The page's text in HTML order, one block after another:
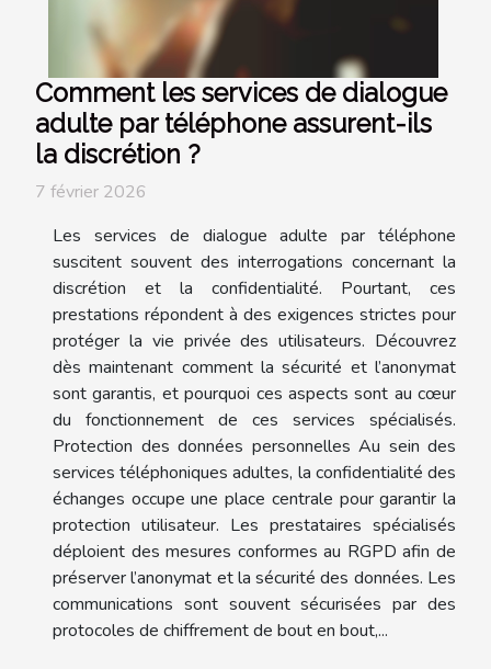
Comment les services de dialogue
adulte par téléphone assurent-ils
la discrétion ?
7 février 2026
Les services de dialogue adulte par téléphone
suscitent souvent des interrogations concernant la
discrétion et la confidentialité. Pourtant, ces
prestations répondent à des exigences strictes pour
protéger la vie privée des utilisateurs. Découvrez
dès maintenant comment la sécurité et l’anonymat
sont garantis, et pourquoi ces aspects sont au cœur
du fonctionnement de ces services spécialisés.
Protection des données personnelles Au sein des
services téléphoniques adultes, la confidentialité des
échanges occupe une place centrale pour garantir la
protection utilisateur. Les prestataires spécialisés
déploient des mesures conformes au RGPD afin de
préserver l’anonymat et la sécurité des données. Les
communications sont souvent sécurisées par des
protocoles de chiffrement de bout en bout,...